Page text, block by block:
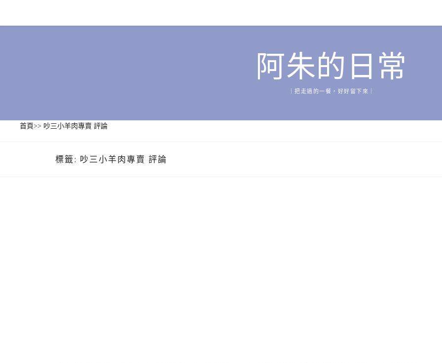
content
阿朱的日常
｜把走過的一餐，好好留下來｜
首頁>> 吵三小羊肉專賣 評論
標籤: 吵三小羊肉專賣 評論